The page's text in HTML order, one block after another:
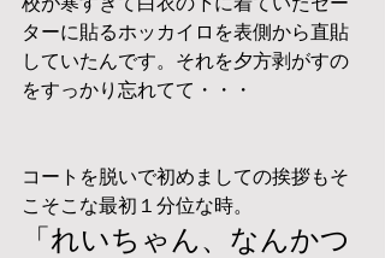
ターに貼るホッカイロを表側から直貼
していたんです。それを夕方剥がすの
をすっかり忘れてて・・・
コートを脱いで初めましての挨拶もそ
こそこな最初１分位な時。
「れいちゃん、なんかつ